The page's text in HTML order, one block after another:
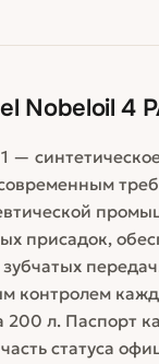
20 л
Nobeloil 4
—
присадок,
контролем
л. Паспорт
статуса